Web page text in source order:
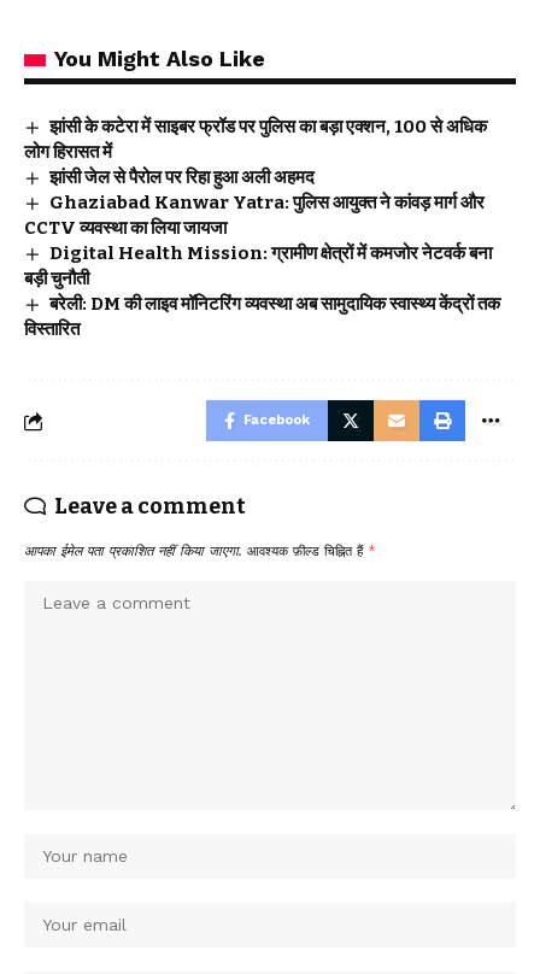
You Might Also Like
झांसी के कटेरा में साइबर फ्रॉड पर पुलिस का बड़ा एक्शन, 100 से अधिक
लोग हिरासत में
झांसी जेल से पैरोल पर रिहा हुआ अली अहमद
Ghaziabad Kanwar Yatra: पुलिस आयुक्त ने कांवड़ मार्ग और
CCTV व्यवस्था का लिया जायजा
Digital Health Mission: ग्रामीण क्षेत्रों में कमजोर नेटवर्क बना
बड़ी चुनौती
बरेली: DM की लाइव मॉनिटरिंग व्यवस्था अब सामुदायिक स्वास्थ्य केंद्रों तक
विस्तारित
Facebook
Leave a comment
आपका ईमेल पता प्रकाशित नहीं किया जाएगा. आवश्यक फ़ील्ड चिह्नित हैं *